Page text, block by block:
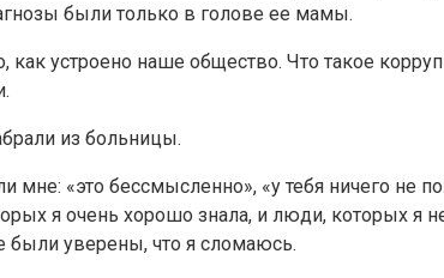
были только в голове ее мамы.
устроено наше общество. Что такое
из больницы.
мне: «это бессмысленно», «у тебя ничего не
я очень хорошо знала, и люди, которых
уверены, что я сломаюсь.